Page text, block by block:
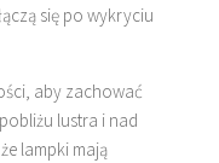
się po wykryciu
aby zachować
lustra i nad
lampki mają